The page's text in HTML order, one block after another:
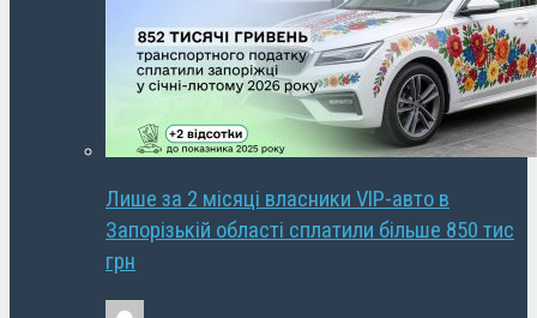
Лише за 2 місяці власники VIP-авто в
Запорізькій області сплатили більше 850 тис
грн